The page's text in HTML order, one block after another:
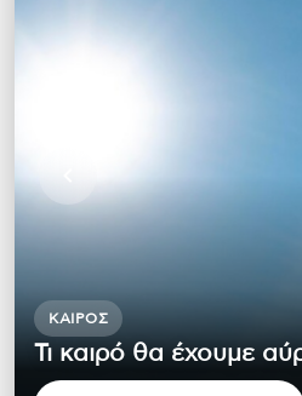
ΚΑΙΡΌΣ
Τι καιρό θα έχουμε